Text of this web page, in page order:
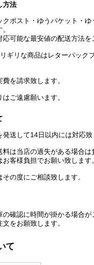
方法
クポスト・ゆうパケット・ゆ
応可能な最安値の配送方法を
ギリな商品はレターパック
を請求致します。
ご遠慮願います。
発送して14日以内には対応致
料は当店の過失がある場合
客様負担でお願い致します。
の度にご相談致します。
の確認に時間が掛かる場合
をお願致します。
て